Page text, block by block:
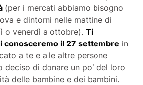
(per i mercati abbiamo bisogno
e dintorni nelle mattine di
o venerdì a ottobre). Ti
conosceremo il 27 settembre in
a te e alle altre persone
deciso di donare un po’ del loro
delle bambine e dei bambini.